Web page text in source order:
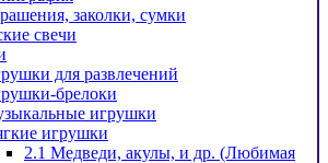
заколки, сумки
свечи
для развлечений
брелоки
игрушки
игрушки
2.1 Медведи, акулы, и др. (Любимая